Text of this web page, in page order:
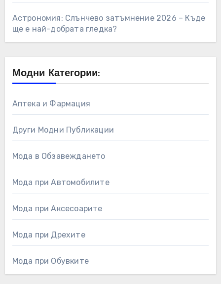
Астрономия: Слънчево затъмнение 2026 – Къде
ще е най-добрата гледка?
Модни Категории:
Аптека и Фармация
Други Модни Публикации
Мода в Обзавеждането
Мода при Автомобилите
Мода при Аксесоарите
Мода при Дрехите
Мода при Обувките